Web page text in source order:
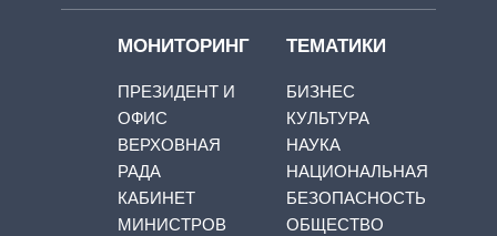
МОНИТОРИНГ
ПРЕЗИДЕНТ И
ОФИС
ВЕРХОВНАЯ
РАДА
КАБИНЕТ
МИНИСТРОВ
ТЕМАТИКИ
БИЗНЕС
КУЛЬТУРА
НАУКА
НАЦИОНАЛЬНАЯ
БЕЗОПАСНОСТЬ
ОБЩЕСТВО